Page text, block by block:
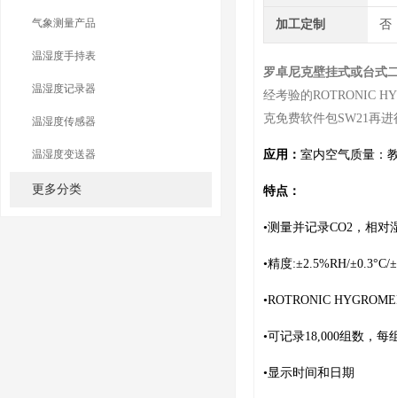
气象测量产品
温湿度手持表
温湿度记录器
温湿度传感器
温湿度变送器
更多分类
加工定制 否
罗卓尼克壁挂式或台式
经考验的ROTRONIC
克免费软件包SW21再
应用： 室内空气质量：
特点：
•测量并记录CO2，相对
•精度:±2.5%RH/±0.3°C/
•ROTRONIC
•可记录18,000组数，每
•显示时间和日期